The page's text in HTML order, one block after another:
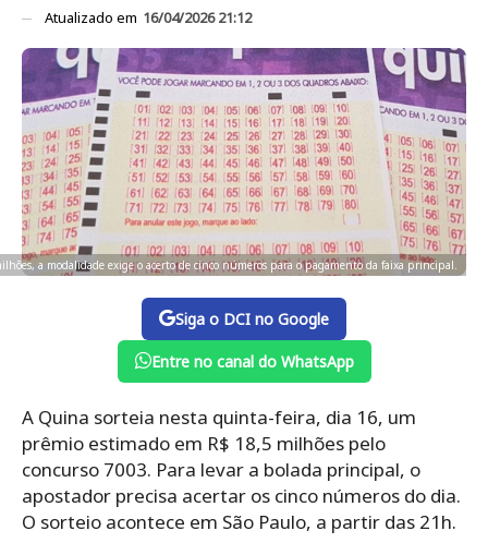
Atualizado em 16/04/2026 21:12
a modalidade exige o acerto de cinco números para o pagamento da faixa principal.
Siga o DCI no Google
Entre no canal do WhatsApp
A Quina sorteia nesta quinta-feira, dia 16, um
prêmio estimado em R$ 18,5 milhões pelo
concurso 7003. Para levar a bolada principal, o
apostador precisa acertar os cinco números do dia.
O sorteio acontece em São Paulo, a partir das 21h.